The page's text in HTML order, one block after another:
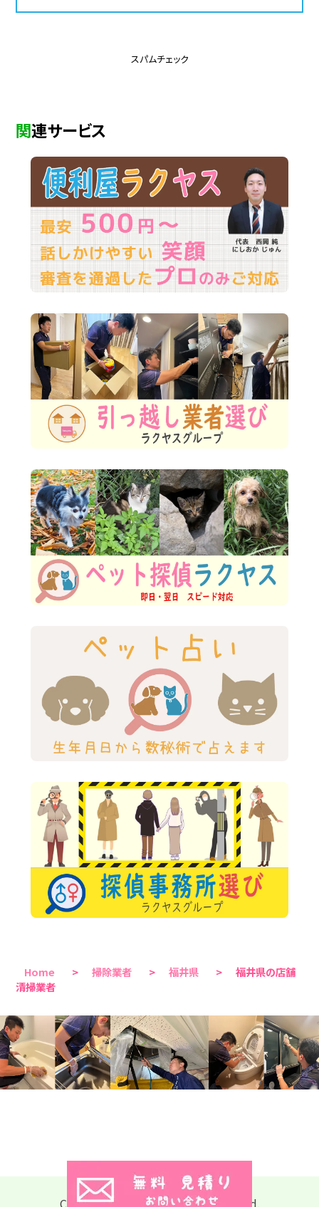
スパムチェック
関連サービス
Home > 掃除業者 > 福井県 >
福井県の店舗
清掃業者
Copyright © 2026 All Rights Reserved.